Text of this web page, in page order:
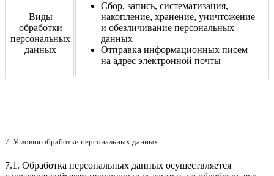
Виды
обработки
персональных
данных
Сбор, запись, систематизация,
накопление, хранение, уничтожение
и обезличивание персональных
данных
Отправка информационных писем
на адрес электронной почты
7. Условия обработки персональных данных
7.1. Обработка персональных данных осуществляется